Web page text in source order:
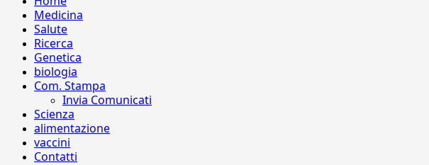
Medicina
Salute
Ricerca
Genetica
biologia
Com. Stampa
Invia Comunicati
Scienza
alimentazione
vaccini
Contatti